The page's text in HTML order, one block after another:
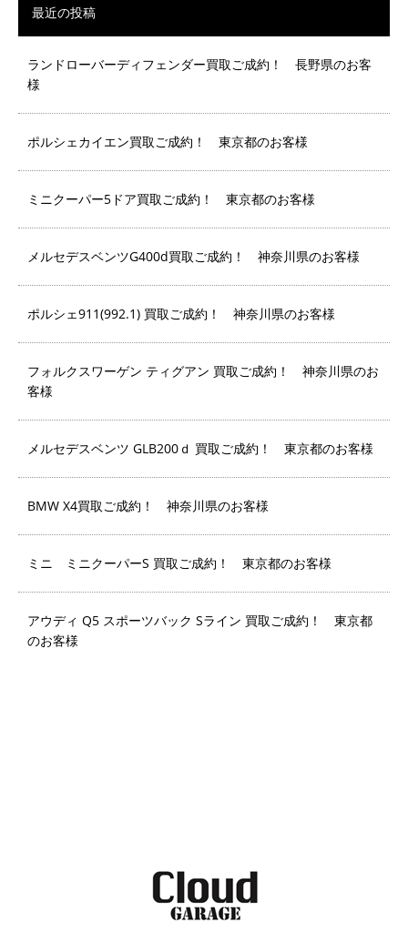
最近の投稿
ランドローバーディフェンダー買取ご成約！ 長野県のお客
様
ポルシェカイエン買取ご成約！ 東京都のお客様
ミニクーパー5ドア買取ご成約！ 東京都のお客様
メルセデスベンツG400d買取ご成約！ 神奈川県のお客様
ポルシェ911(992.1) 買取ご成約！ 神奈川県のお客様
フォルクスワーゲン ティグアン 買取ご成約！ 神奈川県のお
客様
メルセデスベンツ GLB200ｄ 買取ご成約！ 東京都のお客様
BMW X4買取ご成約！ 神奈川県のお客様
ミニ ミニクーパーS 買取ご成約！ 東京都のお客様
アウディ Q5 スポーツバック Sライン 買取ご成約！ 東京都
のお客様